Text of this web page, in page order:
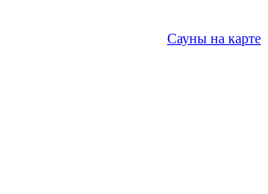
Сауны на карте